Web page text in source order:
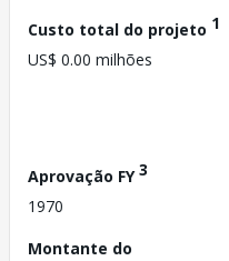
Custo total do projeto 1
US$ 0.00 milhões
Aprovação FY3
1970
Montante do